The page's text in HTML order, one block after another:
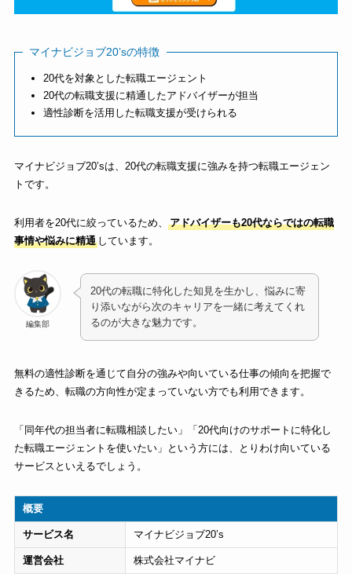
マイナビジョブ20’sの特徴
20代を対象とした転職エージェント
20代の転職支援に精通したアドバイザーが担当
適性診断を活用した転職支援が受けられる
マイナビジョブ20’sは、20代の転職支援に強みを持つ転職エージェン
トです。
利用者を20代に絞っているため、
アドバイザーも20代ならではの転職
事情や悩みに精通しています。
編集部
20代の転職に特化した知見を生かし、悩みに寄
り添いながら次のキャリアを一緒に考えてくれ
るのが大きな魅力です。
無料の適性診断を通じて自分の強みや向いている仕事の傾向を把握で
きるため、転職の方向性が定まっていない方でも利用できます。
「同年代の担当者に転職相談したい」「20代向けのサポートに特化し
た転職エージェントを使いたい」という方には、とりわけ向いている
サービスといえるでしょう。
概要
サービス名 マイナビジョブ20’s
運営会社 株式会社マイナビ